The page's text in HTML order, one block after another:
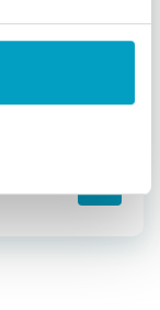
tijk
garantie